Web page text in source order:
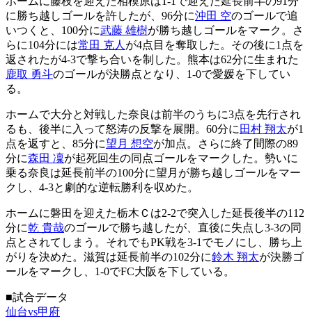
に勝ち越しゴールを許したが、96分に沖田 空のゴールで追
いつくと、100分に武藤 雄樹が勝ち越しゴールをマーク。さ
らに104分には常田 克人 が4点目を奪取した。その後に1点を
返されたが4-3で撃ち合いを制した。熊本は62分に生まれた
鹿取 勇斗のゴールが決勝点となり、1-0で愛媛を下してい
る。
ホームで大分と対戦した奈良は前半のうちに3点を先行され
るも、後半に入って怒涛の反撃を展開。60分に 田村 翔太が1
点を返すと、85分に望月 想空が加点。さらに終了間際の89
分に森田 凜が起死回生の同点ゴールをマークした。勢いに
乗る奈良は延長前半の100分に望月が勝ち越しゴールをマー
クし、4-3と劇的な逆転勝利を収めた。
ホームに磐田を迎えた栃木Ｃは2-2で突入した延長後半の112
分に乾 貴哉のゴールで勝ち越したが、直後に失点し3-3の同
点とされてしまう。それでもPK戦を3-1でモノにし、勝ち上
がりを決めた。滋賀は延長前半の102分に鈴木 翔太が決勝ゴ
ールをマークし、1-0でFC大阪を下している。
■試合データ
仙台vs甲府